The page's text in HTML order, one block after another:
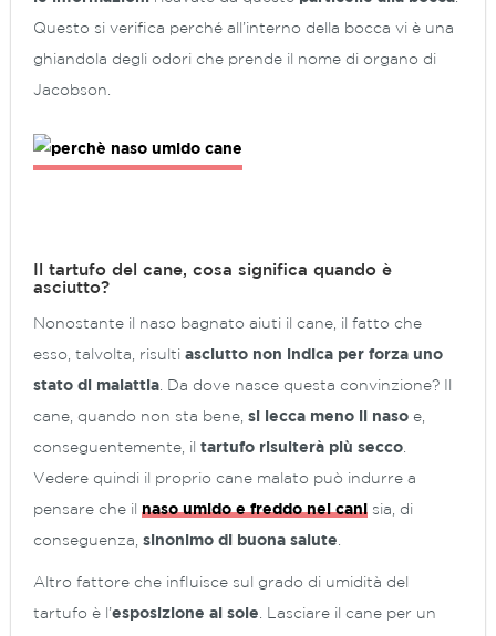
Questo si verifica perché all’interno della bocca vi è una
ghiandola degli odori che prende il nome di organo di
Jacobson.
Il tartufo del cane, cosa significa quando è
asciutto?
Nonostante il naso bagnato aiuti il cane, il fatto che
esso, talvolta, risulti asciutto non indica per forza uno
stato di malattia . Da dove nasce questa convinzione? Il
cane, quando non sta bene, si lecca meno il naso e,
conseguentemente, il tartufo risulterà più secco
Vedere quindi il proprio cane malato può indurre a
pensare che il naso umido e freddo nei cani sia, di
conseguenza, sinonimo di buona salute
Altro fattore che influisce sul grado di umidità del
tartufo è l’esposizione al sole . Lasciare il cane per un